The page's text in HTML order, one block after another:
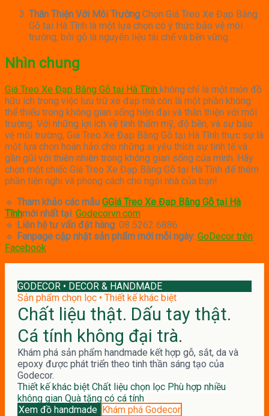
Thân Thiện Với Môi Trường Chọn Giá Treo Xe Đạp Bằng
Gỗ tại Hà Tĩnh là một lựa chọn có ý thức bảo vệ môi
trường, bởi gỗ là nguyên liệu tái chế và bền vững.
Nhìn chung
Giá Treo Xe Đạp Bằng Gỗ tại Hà Tĩnh không chỉ là một món đồ
hữu ích trong việc lưu trữ xe đạp mà còn là một phần không
thể thiếu trong không gian sống hiện đại và thân thiện với môi
trường. Với những lợi ích về tính thẩm mỹ, độ bền, và sự bảo
vệ môi trường, Giá Treo Xe Đạp Bằng Gỗ tại Hà Tĩnh thực sự là
một lựa chọn hoàn hảo cho những ai yêu thích sự tinh tế và
gần gũi với thiên nhiên trong không gian sống của mình. Hãy
chọn một chiếc Giá Treo Xe Đạp Bằng Gỗ tại Hà Tĩnh để thêm
phần tiện nghi và phong cách cho ngôi nhà của bạn!
🔹 Tham khảo các mẫu GGiá Treo Xe Đạp Bằng Gỗ tại Hà
Tĩnhmới nhất tại: Godecorvn.com
🔹 Liên hệ tư vấn đặt hàng: 08 5262 6886
🔹 Fanpage cập nhật sản phẩm mới mỗi ngày: GoDecor trên
Facebook
GODECOR • DECOR & HANDMADE
Sản phẩm chọn lọc • Thiết kế khác biệt
Chất liệu thật. Dấu tay thật.
Cá tính không đại trà.
Khám phá sản phẩm handmade kết hợp gỗ, sắt, da và
epoxy được phát triển theo tinh thần sáng tạo của
Godecor.
Thiết kế khác biệt Chất liệu chọn lọc Phù hợp nhiều
không gian Quà tặng có cá tính
Xem đồ handmade Khám phá Godecor